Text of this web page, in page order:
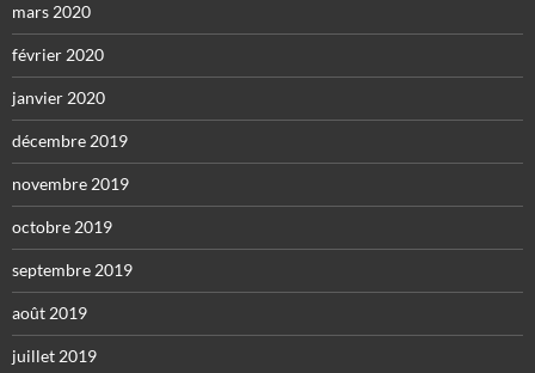
mars 2020
février 2020
janvier 2020
décembre 2019
novembre 2019
octobre 2019
septembre 2019
août 2019
juillet 2019